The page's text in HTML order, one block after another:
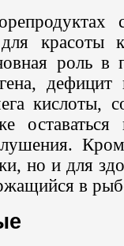
роль в
кислоты,
но и для
в